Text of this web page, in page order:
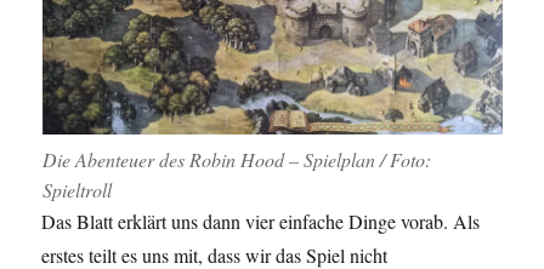
Die Abenteuer des Robin Hood – Spielplan / Foto:
Spieltroll
Das Blatt erklärt uns dann vier einfache Dinge vorab. Als
erstes teilt es uns mit, dass wir das Spiel nicht